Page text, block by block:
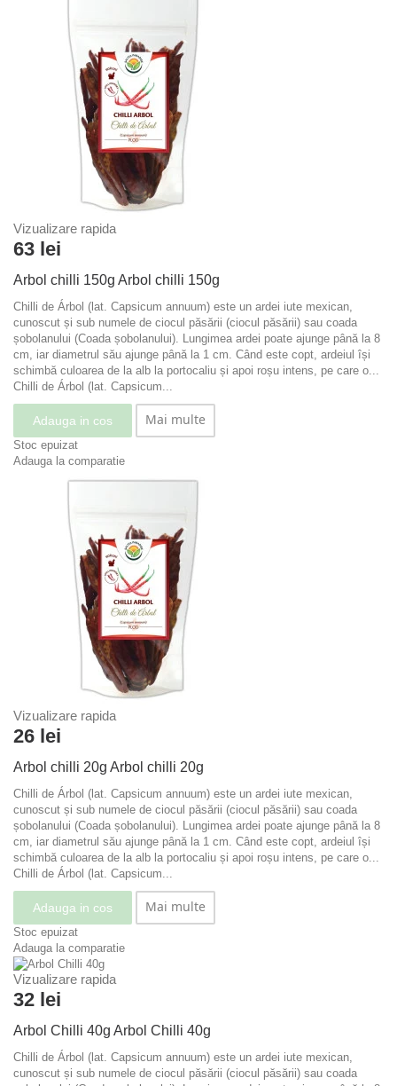
Vizualizare rapida
63 lei
Arbol chilli 150g Arbol chilli 150g
Chilli de Árbol (lat. Capsicum annuum) este un ardei iute mexican,
cunoscut și sub numele de ciocul păsării (ciocul păsării) sau coada
șobolanului (Coada șobolanului). Lungimea ardei poate ajunge până la 8
cm, iar diametrul său ajunge până la 1 cm. Când este copt, ardeiul își
schimbă culoarea de la alb la portocaliu și apoi roșu intens, pe care o...
Chilli de Árbol (lat. Capsicum...
Adauga in cos Mai multe
Stoc epuizat
Adauga la comparatie
Vizualizare rapida
26 lei
Arbol chilli 20g Arbol chilli 20g
Chilli de Árbol (lat. Capsicum annuum) este un ardei iute mexican,
cunoscut și sub numele de ciocul păsării (ciocul păsării) sau coada
șobolanului (Coada șobolanului). Lungimea ardei poate ajunge până la 8
cm, iar diametrul său ajunge până la 1 cm. Când este copt, ardeiul își
schimbă culoarea de la alb la portocaliu și apoi roșu intens, pe care o...
Chilli de Árbol (lat. Capsicum...
Adauga in cos Mai multe
Stoc epuizat
Adauga la comparatie
Vizualizare rapida
32 lei
Arbol Chilli 40g Arbol Chilli 40g
Chilli de Árbol (lat. Capsicum annuum) este un ardei iute mexican,
cunoscut și sub numele de ciocul păsării (ciocul păsării) sau coada